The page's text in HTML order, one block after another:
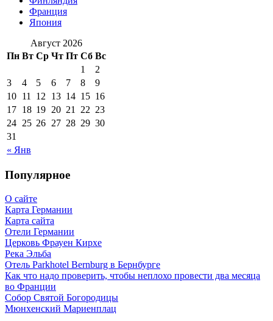
Франция
Япония
Август 2026
Пн Вт Ср Чт Пт Сб Вс
« Янв
1
2
3
4 5 6 7 8
9
10 11 12 13 14 15 16
17 18 19 20 21 22 23
24 25 26 27 28 29 30
31
Популярное
О сайте
Карта Германии
Карта сайта
Отели Германии
Церковь Фрауен Кирхе
Река Эльба
Отель Parkhotel Bernburg в Бернбурге
Как что надо проверить, чтобы неплохо провести два месяца
во Франции
Собор Святой Богородицы
Мюнхенский Мариенплац